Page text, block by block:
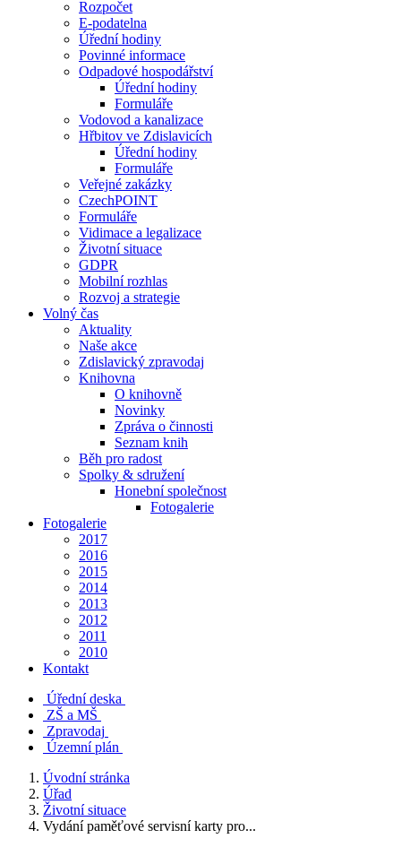
Rozpočet
E-podatelna
Úřední hodiny
Povinné informace
Odpadové hospodářství
Úřední hodiny
Formuláře
Vodovod a kanalizace
Hřbitov ve Zdislavicích
Úřední hodiny
Formuláře
Veřejné zakázky
CzechPOINT
Formuláře
Vidimace a legalizace
Životní situace
GDPR
Mobilní rozhlas
Rozvoj a strategie
Volný čas
Aktuality
Naše akce
Zdislavický zpravodaj
Knihovna
O knihovně
Novinky
Zpráva o činnosti
Seznam knih
Běh pro radost
Spolky & sdružení
Honební společnost
Fotogalerie
Fotogalerie
2017
2016
2015
2014
2013
2012
2011
2010
Kontakt
Úřední deska
ZŠ a MŠ
Zpravodaj
Územní plán
Úvodní stránka
Úřad
Životní situace
Vydání paměťové servisní karty pro...